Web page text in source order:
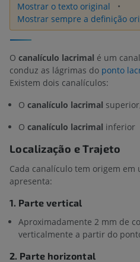
Mostrar o texto original
Mostrar sempre a definição
O canalículo lacrimal é um
conduz as lágrimas do ponto
Existem dois canalículos:
O canalículo lacrimal
O canalículo lacrimal inferior
Localização e Trajeto
Cada canalículo tem origem em
apresenta:
1. Parte vertical
Aproximadamente 2 mm de
verticalmente a partir do
2. Parte horizontal